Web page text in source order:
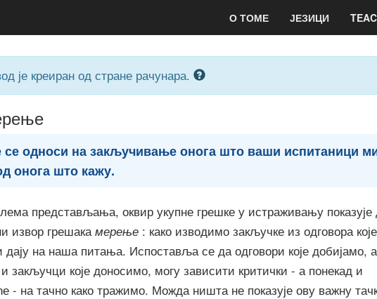
О ТОМЕ ЈЕЗИЦИ
је креиран од стране рачунара.
односи на закључивање онога што ваши испитаници
онога што кажу.
представљања, оквир укупне грешке у истраживању показује
извор грешакамерење : како изводимо закључке из одговора које
дају на наша питања. Испоставља се да одговори које добијамо, а
закључци које доносимо, могу зависити критички - а понекад и
- на тачно како тражимо. Можда ништа не показује ову важну